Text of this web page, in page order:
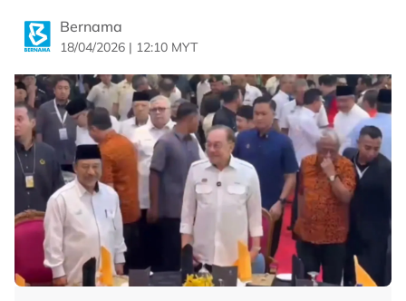
Bernama
18/04/2026 | 12:10 MYT